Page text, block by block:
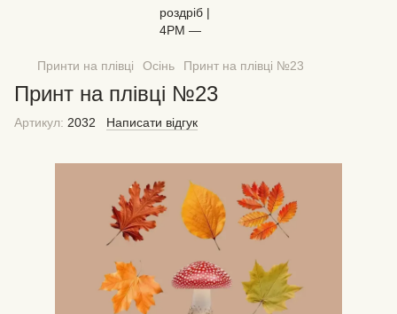
Принти на плівці Осінь Принт на плівці №23
Принт на плівці №23
Артикул: 2032 Написати відгук